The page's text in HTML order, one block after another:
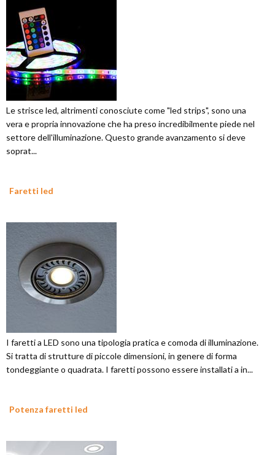
Le strisce led, altrimenti conosciute come "led strips", sono una
vera e propria innovazione che ha preso incredibilmente piede nel
settore dell'illuminazione. Questo grande avanzamento si deve
soprat...
Faretti led
I faretti a LED sono una tipologia pratica e comoda di illuminazione.
Si tratta di strutture di piccole dimensioni, in genere di forma
tondeggiante o quadrata. I faretti possono essere installati a in...
Potenza faretti led